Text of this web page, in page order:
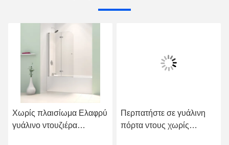
Χωρίς πλαισίωμα Ελαφρύ
γυάλινο ντουζιέρα
Περπατήστε σε γυάλινη
πόρτα ντους χωρίς